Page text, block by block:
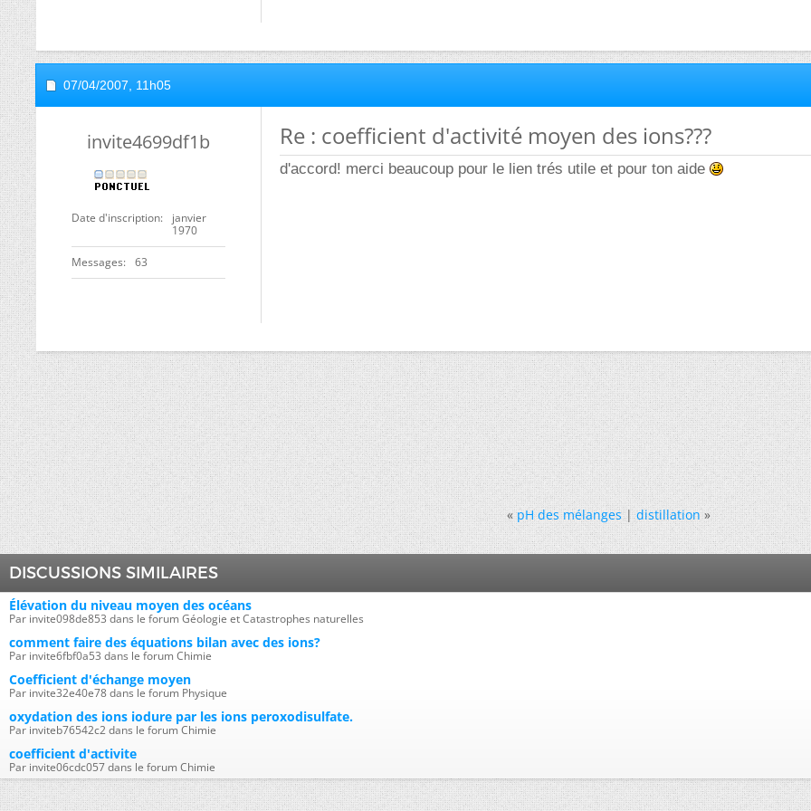
07/04/2007, 11h05
invite4699df1b
Date d'inscription
janvier
1970
Messages 63
Re : coefficient d'activité moyen des ions???
d'accord! merci beaucoup pour le lien trés utile et pour ton aide
« pH des mélanges|distillation »
DISCUSSIONS SIMILAIRES
Élévation du niveau moyen des océans
Par invite098de853 dans le forum Géologie et Catastrophes naturelles
comment faire des équations bilan avec des ions?
Par invite6fbf0a53 dans le forum Chimie
Coefficient d'échange moyen
Par invite32e40e78 dans le forum Physique
oxydation des ions iodure par les ions peroxodisulfate.
Par inviteb76542c2 dans le forum Chimie
coefficient d'activite
Par invite06cdc057 dans le forum Chimie